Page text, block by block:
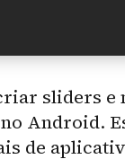
sliders e
Android.
de